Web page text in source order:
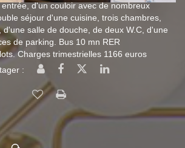
d'un couloir avec de nombreux
séjour d'une cuisine, trois chambres,
salle de douche, de deux W.C, d'une
de parking. Bus 10 mn RER
Charges trimestrielles 1166 euros
: